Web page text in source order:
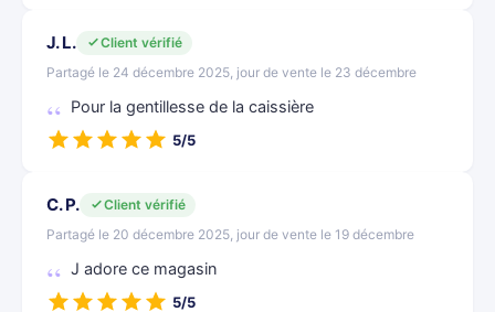
J. L.
Client vérifié
Partagé le 24 décembre 2025, jour de vente le 23 décembre
Pour la gentillesse de la caissière
5/5
C. P.
Client vérifié
Partagé le 20 décembre 2025, jour de vente le 19 décembre
J adore ce magasin
5/5